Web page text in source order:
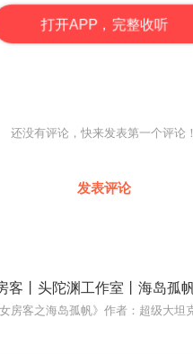
打开APP，完整收听
还没有评论，快来发表第一个评论！
发表评论
客丨头陀渊工作室丨海岛孤